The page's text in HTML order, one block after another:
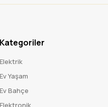
Kategoriler
Elektrik
Ev Yaşam
Ev Bahçe
Elektronik